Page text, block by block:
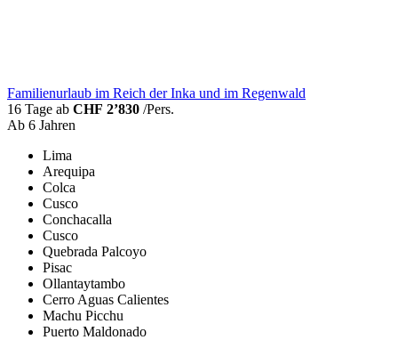
Familienurlaub im Reich der Inka und im Regenwald
16 Tage ab CHF 2’830 /Pers.
Ab 6 Jahren
Lima
Arequipa
Colca
Cusco
Conchacalla
Cusco
Quebrada Palcoyo
Pisac
Ollantaytambo
Cerro Aguas Calientes
Machu Picchu
Puerto Maldonado